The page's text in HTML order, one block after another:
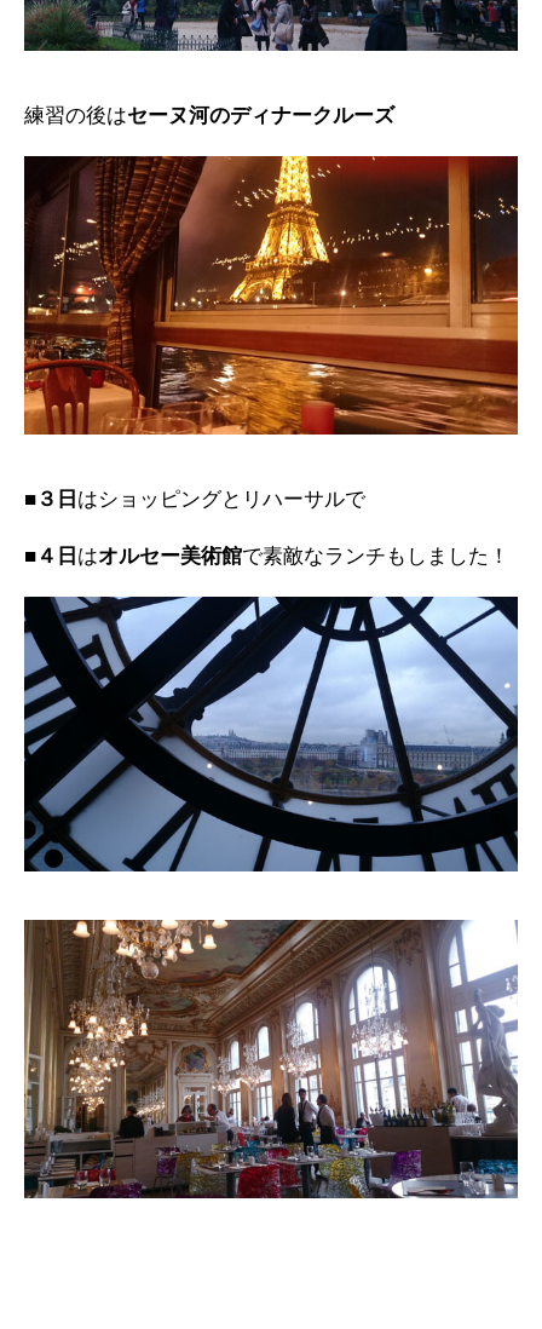
練習の後はセーヌ河のディナークルーズ
■３日 はショッピングとリハーサルで
■４日 はオルセー美術館で素敵なランチもしました！